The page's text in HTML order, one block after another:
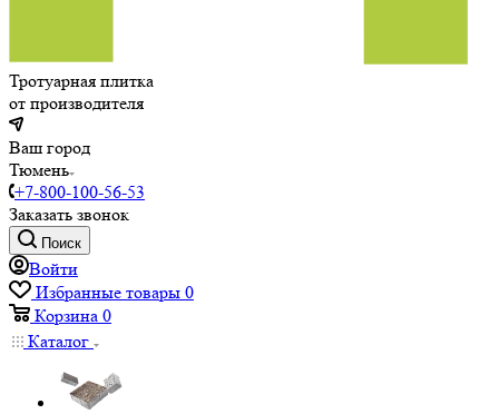
Тротуарная плитка
от производителя
Ваш город
Тюмень
+7-800-100-56-53
Заказать звонок
Поиск
Войти
Избранные товары 0
Корзина 0
Каталог